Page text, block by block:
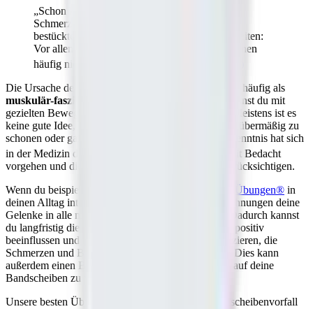
„Schon kleinste Störungen im dicht mit
Schmerzrezeptoren und Bewegungssensoren
bestückten Bindegewebe […] können Pein bereiten:
Vor allem viele […] Rückenbeschwerden scheinen
häufig nichts als Faszienschmerzen zu sein.”
Die Ursache der Rückenschmerzen können demnach häufig als
muskulär-fasziale Spannungen
auftreten. Diese kannst du mit
gezielten Bewegungen und Übungen beeinflussen. Meistens ist es
keine gute Idee, dich bei einem Bandscheibenvorfall übermäßig zu
schonen oder gar nicht mehr zu bewegen. Diese Erkenntnis hat sich
in der Medizin durchgesetzt.
Jedoch solltest du mit Bedacht
vorgehen und die
berücksichtigen.
Wenn du beispielsweise unsere
Liebscher & Bracht Übungen® in
deinen Alltag integrierst, bringst du mit gezielten Dehnungen deine
Gelenke in alle möglichen Positionen und Winkel. Dadurch kannst
du langfristig die Struktur der Muskeln und
positiv
beeinflussen und möglicherweise Spannungen reduzieren, die
Schmerzen und Beschwerden begünstigen können. Dies kann
außerdem einen Beitrag dazu leisten, die Belastung auf deine
Bandscheiben zu verringern.
Unsere besten Übungen und Tipps bei einem Bandscheibenvorfall